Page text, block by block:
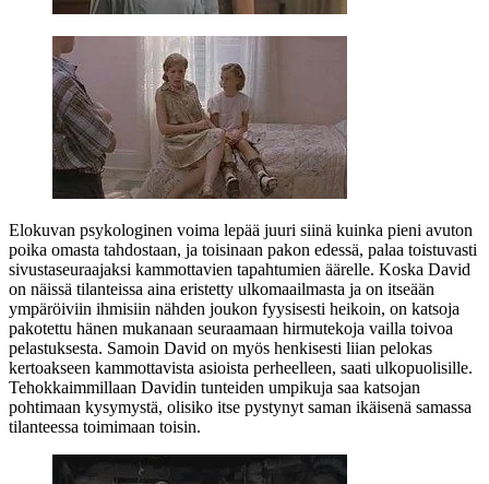
Elokuvan psykologinen voima lepää juuri siinä kuinka pieni avuton
poika omasta tahdostaan, ja toisinaan pakon edessä, palaa toistuvasti
sivustaseuraajaksi kammottavien tapahtumien äärelle. Koska David
on näissä tilanteissa aina eristetty ulkomaailmasta ja on itseään
ympäröiviin ihmisiin nähden joukon fyysisesti heikoin, on katsoja
pakotettu hänen mukanaan seuraamaan hirmutekoja vailla toivoa
pelastuksesta. Samoin David on myös henkisesti liian pelokas
kertoakseen kammottavista asioista perheelleen, saati ulkopuolisille.
Tehokkaimmillaan Davidin tunteiden umpikuja saa katsojan
pohtimaan kysymystä, olisiko itse pystynyt saman ikäisenä samassa
tilanteessa toimimaan toisin.